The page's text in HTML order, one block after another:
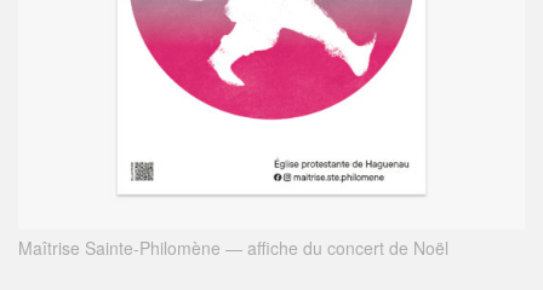
Maîtrise Sainte-Philomène — affiche du concert de Noël